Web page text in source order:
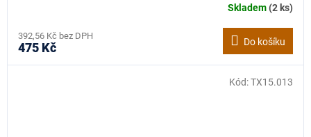
Skladem(2 ks)
392,56 Kč bez DPH
475 Kč Do košíku
Kód:TX15.013